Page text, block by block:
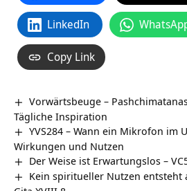
LinkedIn
Copy Link
Vorwärtsbeuge –
Tägliche Inspiration
YVS284 – Wann ein Mikrofon im
Wirkungen und Nutzen
Der Weise ist Erwartungslos –
Kein spiritueller Nutzen entsteht